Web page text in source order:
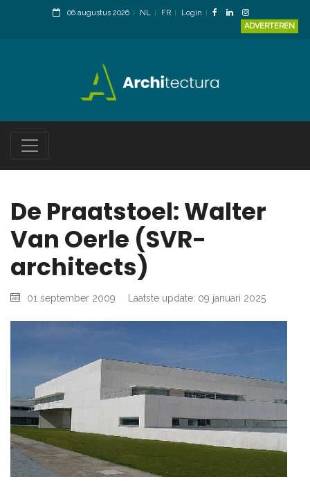
06 augustus 2026 NL FR
Login
ADVERTEREN
De Praatstoel: Walter
Van Oerle (SVR-
architects)
01 september 2009 Laatste update: 09 januari 2025